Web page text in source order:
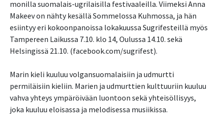
monilla suomalais-ugrilaisilla festivaaleilla. Viimeksi Anna
Makeev on nähty kesällä Sommelossa Kuhmossa, ja hän
esiintyy eri kokoonpanoissa lokakuussa Sugrifesteillä myös
Tampereen Laikussa 7.10. klo 14, Oulussa 14.10. sekä
Helsingissä 21.10. (facebook.com/sugrifest).
Marin kieli kuuluu volgansuomalaisiin ja udmurtti
permiläisiin kieliin. Marien ja udmurttien kulttuuriin kuuluu
vahva yhteys ympäröivään luontoon sekä yhteisöllisyys,
joka kuuluu eloisassa ja melodisessa musiikissa.